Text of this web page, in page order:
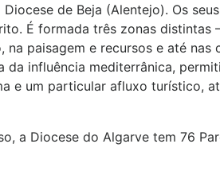
de Beja (Alentejo). Os
É formada três zonas distintas
na paisagem e recursos e até
da influência mediterrânica,
e um particular afluxo turístico,
a Diocese do Algarve tem 76